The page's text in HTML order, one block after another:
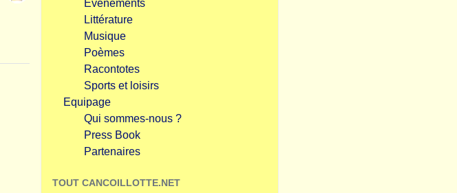
Evénements
Littérature
Musique
Poèmes
Racontotes
Sports et loisirs
Equipage
Qui sommes-nous ?
Press Book
Partenaires
TOUT CANCOILLOTTE.NET